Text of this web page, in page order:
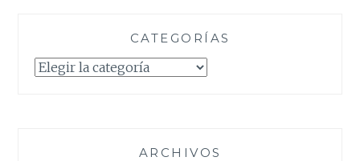
CATEGORÍAS
Categorías
ARCHIVOS